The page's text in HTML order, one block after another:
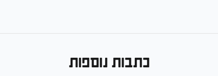
כתבות נוספות